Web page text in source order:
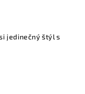
jedinečný štýl s